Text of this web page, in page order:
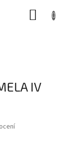
IV